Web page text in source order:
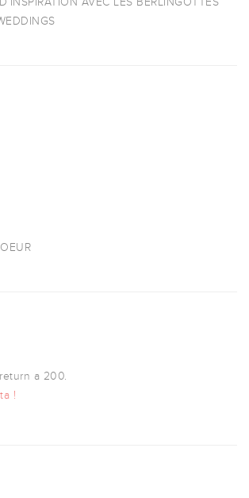
a 200.
!